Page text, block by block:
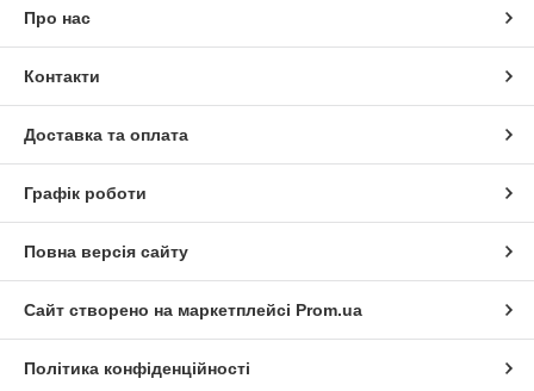
Про нас
Контакти
Доставка та оплата
Графік роботи
Повна версія сайту
Сайт створено на маркетплейсі Prom.ua
Політика конфіденційності